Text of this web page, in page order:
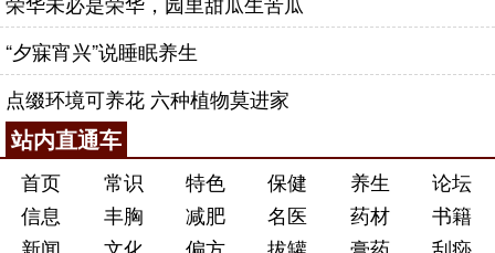
“夕寐宵兴”说睡眠养生
点缀环境可养花 六种植物莫进家
站内直通车
首页 常识 特色 保健 养生
论坛
信息
丰胸 减肥 名医 药材
书籍